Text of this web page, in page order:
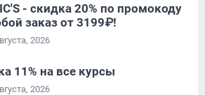
- скидка 20% по промокоду
заказ от 3199₽!
2026
11% на все курсы
2026